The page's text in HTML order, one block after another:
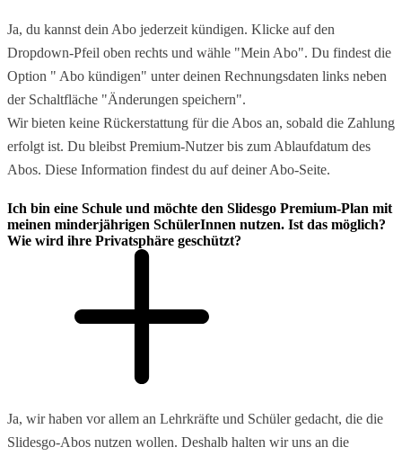
Ja, du kannst dein Abo jederzeit kündigen. Klicke auf den
Dropdown-Pfeil oben rechts und wähle "Mein Abo". Du findest die
Option " Abo kündigen" unter deinen Rechnungsdaten links neben
der Schaltfläche "Änderungen speichern".
Wir bieten keine Rückerstattung für die Abos an, sobald die Zahlung
erfolgt ist. Du bleibst Premium-Nutzer bis zum Ablaufdatum des
Abos. Diese Information findest du auf deiner Abo-Seite.
Ich bin eine Schule und möchte den Slidesgo Premium-Plan mit
meinen minderjährigen SchülerInnen nutzen. Ist das möglich?
Wie wird ihre Privatsphäre geschützt?
Ja, wir haben vor allem an Lehrkräfte und Schüler gedacht, die die
Slidesgo-Abos nutzen wollen. Deshalb halten wir uns an die